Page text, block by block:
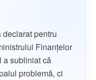
pentru
Finanțelor
a subliniat că
problemă, ci